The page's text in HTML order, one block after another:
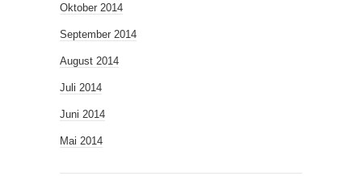
Oktober 2014
September 2014
August 2014
Juli 2014
Juni 2014
Mai 2014